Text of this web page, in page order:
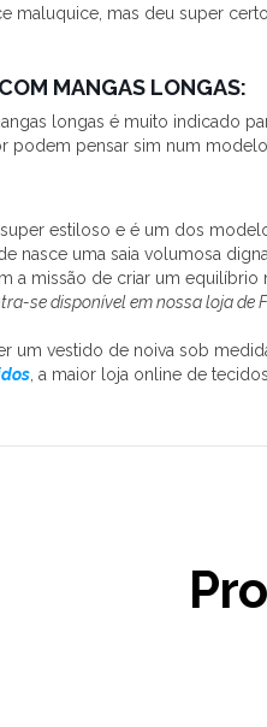
maluquice, mas deu super
MANGAS LONGAS:
longas é muito indicado
podem pensar sim num
estiloso e é um dos
nasce uma saia volumosa
a missão de criar um equilíbrio
se disponível em nossa loja
um vestido de noiva sob
, a maior loja online de